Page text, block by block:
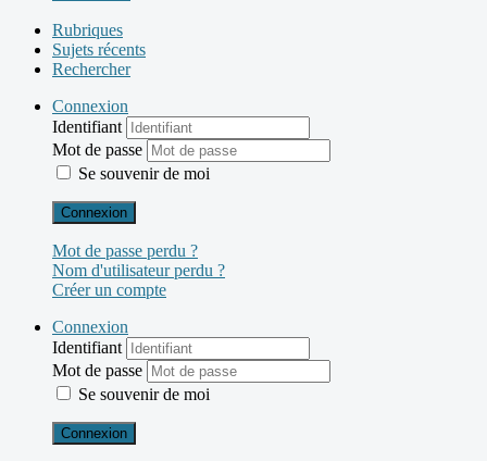
Rubriques
Sujets récents
Rechercher
Connexion
Identifiant
Mot de passe
Se souvenir de moi
Connexion
Mot de passe perdu ?
Nom d'utilisateur perdu ?
Créer un compte
Connexion
Identifiant
Mot de passe
Se souvenir de moi
Connexion